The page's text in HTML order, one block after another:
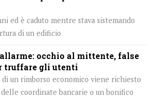
ed è caduto mentre stava sistemando
di un edificio
occhio al mittente, false
truffare gli utenti
un rimborso economico viene richiesto
coordinate bancarie o un bonifico